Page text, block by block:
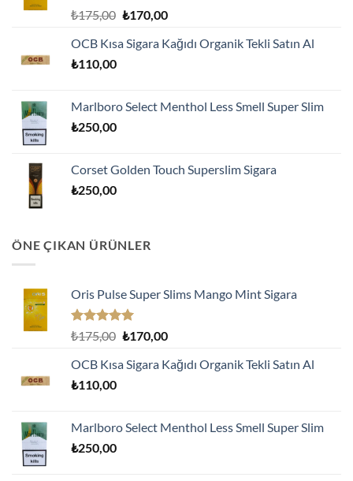
5 üzerinden
oy
aldı
₺175,00 Orijinal
₺175,00.
₺170,00Şu
fiyat:
OCB Kısa Sigara Kağıdı Organik Tekli Satın Al
₺110,00
Marlboro Select Menthol Less Smell Super Slim
₺250,00
Corset Golden Touch Superslim Sigara
₺250,00
ÖNE ÇIKAN ÜRÜNLER
Oris Pulse Super Slims Mango Mint Sigara
5 üzerinden
oy
aldı
₺175,00 Orijinal
₺175,00.
₺170,00Şu
fiyat:
OCB Kısa Sigara Kağıdı Organik Tekli Satın Al
₺110,00
Marlboro Select Menthol Less Smell Super Slim
₺250,00